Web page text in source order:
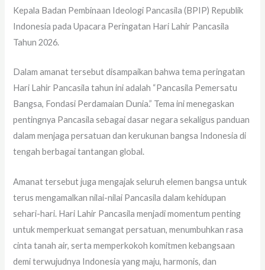
Kepala Badan Pembinaan Ideologi Pancasila (BPIP) Republik
Indonesia pada Upacara Peringatan Hari Lahir Pancasila
Tahun 2026.
Dalam amanat tersebut disampaikan bahwa tema peringatan
Hari Lahir Pancasila tahun ini adalah “Pancasila Pemersatu
Bangsa, Fondasi Perdamaian Dunia.” Tema ini menegaskan
pentingnya Pancasila sebagai dasar negara sekaligus panduan
dalam menjaga persatuan dan kerukunan bangsa Indonesia di
tengah berbagai tantangan global.
Amanat tersebut juga mengajak seluruh elemen bangsa untuk
terus mengamalkan nilai-nilai Pancasila dalam kehidupan
sehari-hari. Hari Lahir Pancasila menjadi momentum penting
untuk memperkuat semangat persatuan, menumbuhkan rasa
cinta tanah air, serta memperkokoh komitmen kebangsaan
demi terwujudnya Indonesia yang maju, harmonis, dan